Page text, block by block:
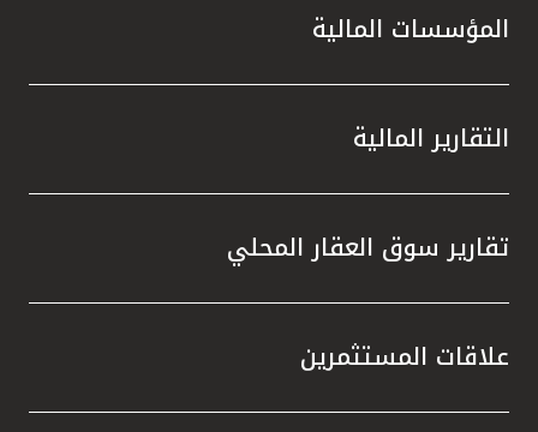
المؤسسات المالية
التقارير المالية
تقارير سوق العقار المحلي
علاقات المستثمرين